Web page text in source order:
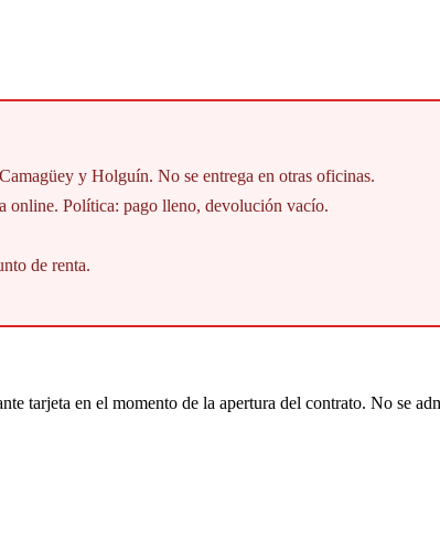
y Holguín. No se entrega en otras oficinas.
online. Política: pago lleno, devolución vacío.
de renta.
tarjeta en el momento de la apertura del contrato. No se